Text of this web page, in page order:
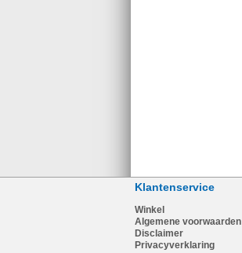
Klantenservice
Winkel
Algemene voorwaarden
Disclaimer
Privacyverklaring